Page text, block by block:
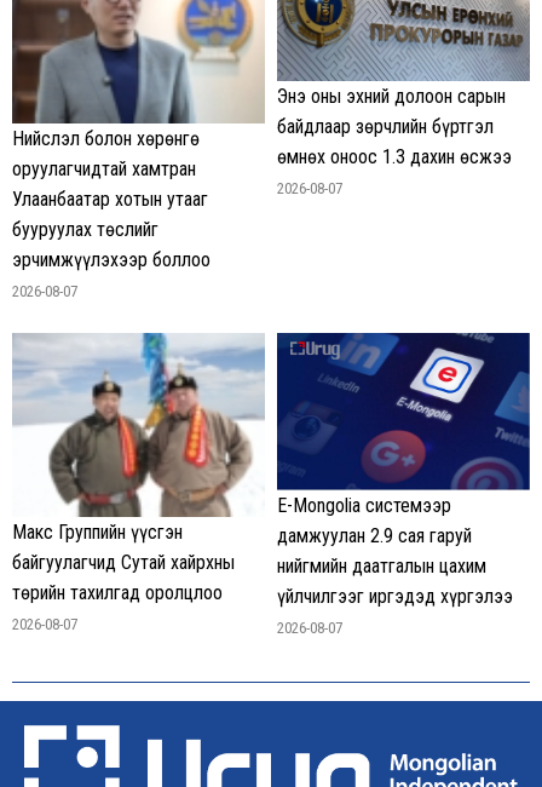
Нийслэл болон хөрөнгө
оруулагчидтай хамтран
Улаанбаатар хотын утааг
бууруулах төслийг
эрчимжүүлэхээр боллоо
2026-08-07
Энэ оны эхний долоон сарын
байдлаар зөрчлийн бүртгэл
өмнөх оноос 1.3 дахин өсжээ
2026-08-07
Макс Группийн үүсгэн
байгуулагчид Сутай хайрхны
төрийн тахилгад оролцлоо
2026-08-07
E-Mongolia системээр
дамжуулан 2.9 сая гаруй
нийгмийн даатгалын цахим
үйлчилгээг иргэдэд хүргэлээ
2026-08-07